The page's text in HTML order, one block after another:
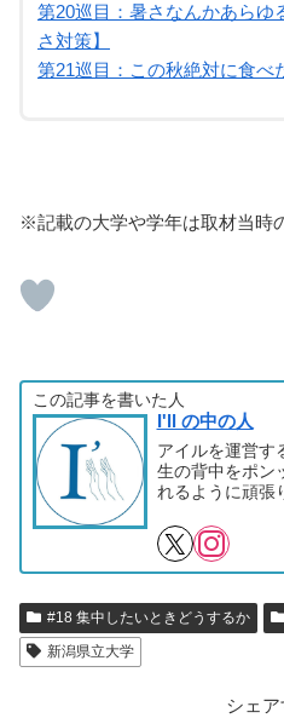
第20巡目：暑さなんかあらゆ
さ対策】
第21巡目：この秋絶対に食べ
※記載の大学や学年は取材当時
この記事を書いた人
I'll の中の人
アイルを運営す
生の背中をポン
れるように頑張
#18 集中したいときどうするか
新潟県立大学
シェア